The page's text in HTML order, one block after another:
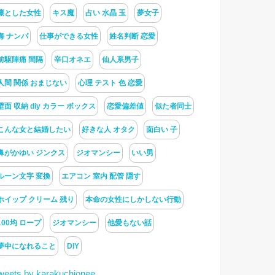
とした女性 キス魔 占い 水晶 玉 夢女子
ナンパ 仕事ができる女性 姓名判断 恋愛
駆陣痛 間隔 辛口オネエ 仙人系男子
間 関係 おまじない 心理 テスト 色 恋愛
面 収納 diy カラー ボックス 恋愛偏差値 似た者同士
んな女と結婚したい 好きな人 オタク 面白い 子
がかゆい ジンクス ジオマンシー いい男
ーン文字 変換 エアコン 室内 配管 隠す
イップ クリーム 残り 本命の女性にしかしない行動
均 ロープ ジオマンシー 他愛もない話
中になれること DIY